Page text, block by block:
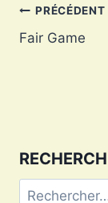
de
PRÉCÉDENT
Fair Game
Rechercher :